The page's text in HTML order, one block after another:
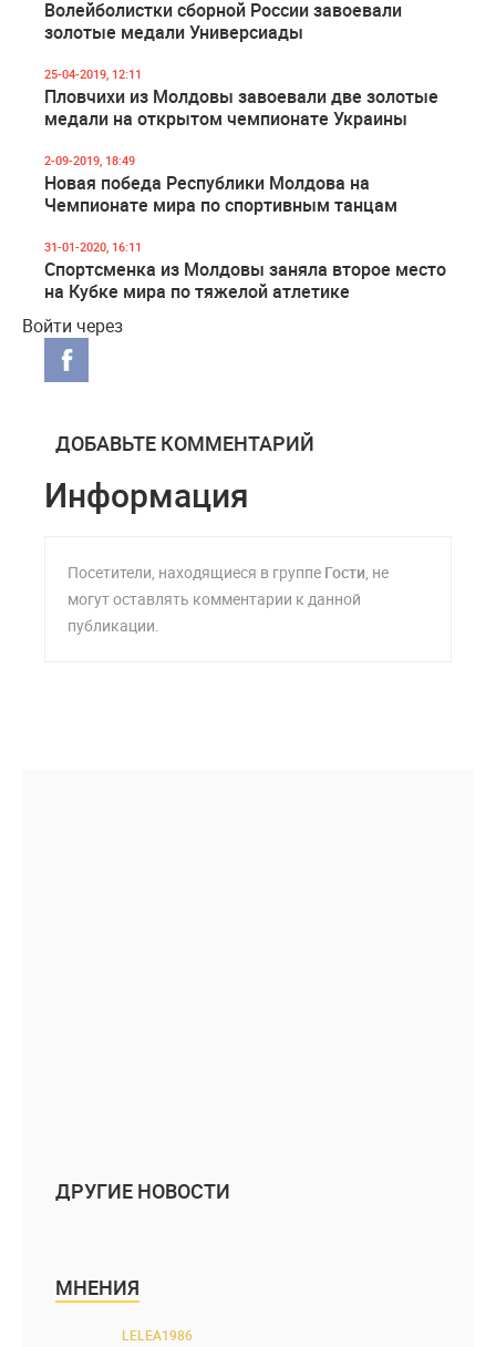
Волейболистки сборной России завоевали
золотые медали Универсиады
25-04-2019, 12:11
Пловчихи из Молдовы завоевали две золотые
медали на открытом чемпионате Украины
2-09-2019, 18:49
Новая победа Республики Молдова на
Чемпионате мира по спортивным танцам
31-01-2020, 16:11
Спортсменка из Молдовы заняла второе место
на Кубке мира по тяжелой атлетике
Войти через
ДОБАВЬТЕ КОММЕНТАРИЙ
Информация
Посетители, находящиеся в группе Гости, не
могут оставлять комментарии к данной
публикации.
ДРУГИЕ НОВОСТИ
МНЕНИЯ
LELEA1986